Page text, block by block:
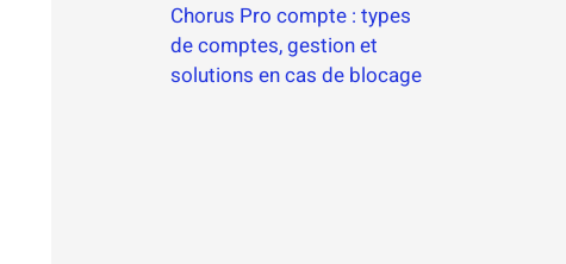
Chorus Pro compte : types
de comptes, gestion et
solutions en cas de blocage